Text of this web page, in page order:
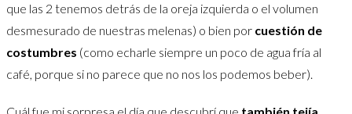
que las 2 tenemos detrás de la oreja izquierda o el volumen
desmesurado de nuestras melenas) o bien por cuestión de
costumbres (como echarle siempre un poco de agua fría al
café, porque si no parece que no nos los podemos beber).